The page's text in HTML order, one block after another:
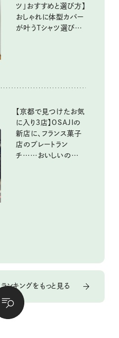
ツ」おすすめと選び方】
おしゃれに体型カバー
が叶うTシャツ選びの
【京都で見つけたお気
に入り3店】OSAJIの
新店に、フランス菓子
店のプレートラン
チ……おいしいのんび
ランキングをもっと見る